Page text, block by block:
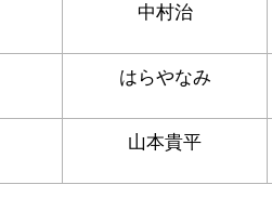
中村治
はらやなみ
山本貴平